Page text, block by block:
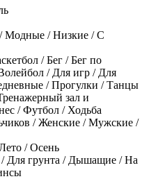
Модные / Низкие / С
/ Бег / Бег по
/ Для игр / Для
/ Прогулки / Танцы
зал и
/ Футбол / Ходьба
/ Женские / Мужские /
/ Осень
/ Для грунта / Дышащие / На